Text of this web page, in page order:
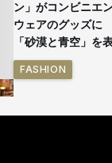
ン」がコンビニエ
ウェアのグッズ
「砂漠と青空」を
FASHION